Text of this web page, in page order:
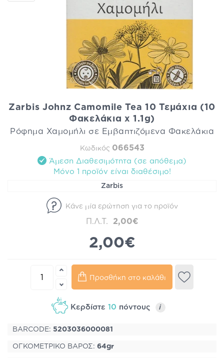
Zarbis Johnz Camomile Tea 10 Τεμάχια (10
Φακελάκια x 1.1g)
Ρόφημα Χαμομήλι σε Εμβαπτιζόμενα Φακελάκια
Κωδικός 066543
Άμεση Διαθεσιμότητα (σε απόθεμα)
Mόνο 1 προϊόν είναι διαθέσιμo!
Zarbis
Κάνε μία ερώτηση για το προϊόν
Π.Λ.Τ. 2,00€
2,00€
Προσθήκη στο καλάθι
Κερδίστε 10 πόντους i
BARCODE: 5203036000081
ΟΓΚΟΜΕΤΡΙΚΟ ΒΑΡΟΣ: 64gr